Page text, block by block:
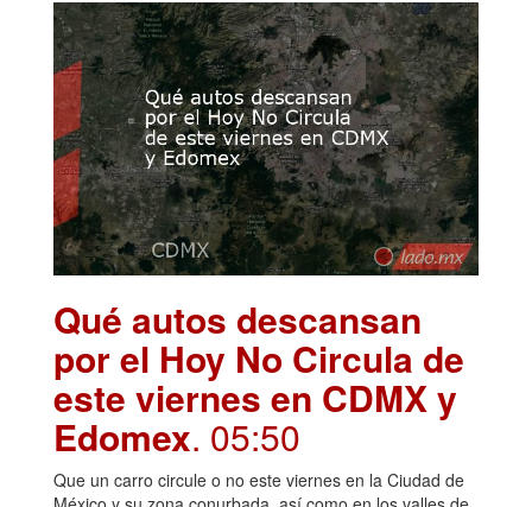
Qué autos descansan
por el Hoy No Circula de
este viernes en CDMX y
Edomex. 05:50
Que un carro circule o no este viernes en la Ciudad de